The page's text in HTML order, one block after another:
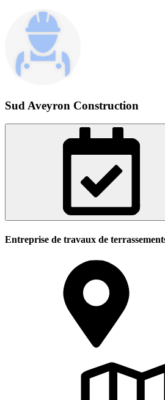
Sud Aveyron Construction
Entreprise de travaux de